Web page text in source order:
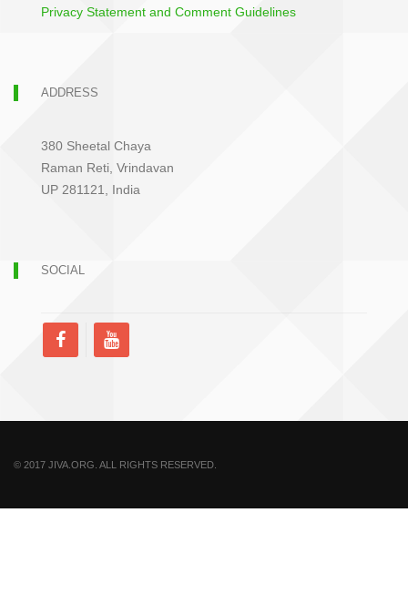
Privacy Statement and Comment Guidelines
ADDRESS
380 Sheetal Chaya
Raman Reti, Vrindavan
UP 281121, India
SOCIAL
© 2017 JIVA.ORG. ALL RIGHTS RESERVED.